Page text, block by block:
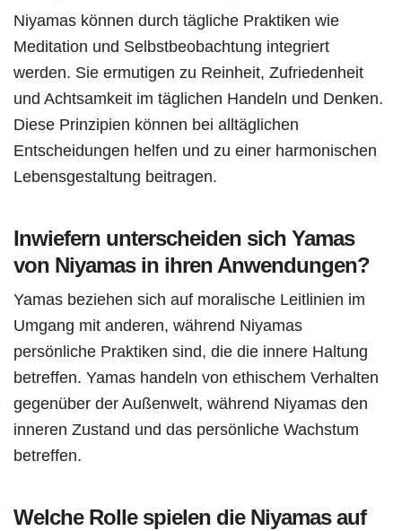
Niyamas können durch tägliche Praktiken wie
Meditation und Selbstbeobachtung integriert
werden. Sie ermutigen zu Reinheit, Zufriedenheit
und Achtsamkeit im täglichen Handeln und Denken.
Diese Prinzipien können bei alltäglichen
Entscheidungen helfen und zu einer harmonischen
Lebensgestaltung beitragen.
Inwiefern unterscheiden sich Yamas
von Niyamas in ihren Anwendungen?
Yamas beziehen sich auf moralische Leitlinien im
Umgang mit anderen, während Niyamas
persönliche Praktiken sind, die die innere Haltung
betreffen. Yamas handeln von ethischem Verhalten
gegenüber der Außenwelt, während Niyamas den
inneren Zustand und das persönliche Wachstum
betreffen.
Welche Rolle spielen die Niyamas auf